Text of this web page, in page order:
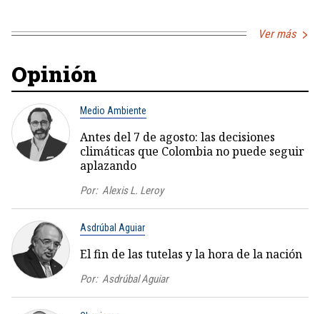
Ver más
Opinión
Medio Ambiente
Antes del 7 de agosto: las decisiones
climáticas que Colombia no puede seguir
aplazando
Por: Alexis L. Leroy
Asdrúbal Aguiar
El fin de las tutelas y la hora de la nación
Por: Asdrúbal Aguiar